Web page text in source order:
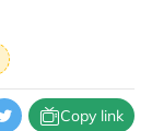
Copy link